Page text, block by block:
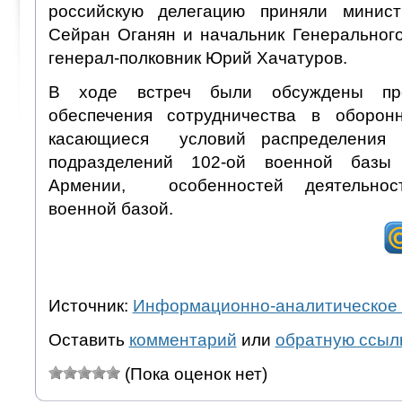
российскую делегацию приняли
Сейран Оганян и начальник
генерал-полковник Юрий Хачатуров.
В ходе встреч были обсуждены
обеспечения сотрудничества в
касающиеся условий
подразделений 102-ой военной
Армении, особенностей
военной базой.
Источник: Информационно-аналитическое
Оставить комментарий или обратную
(Пока оценок нет)